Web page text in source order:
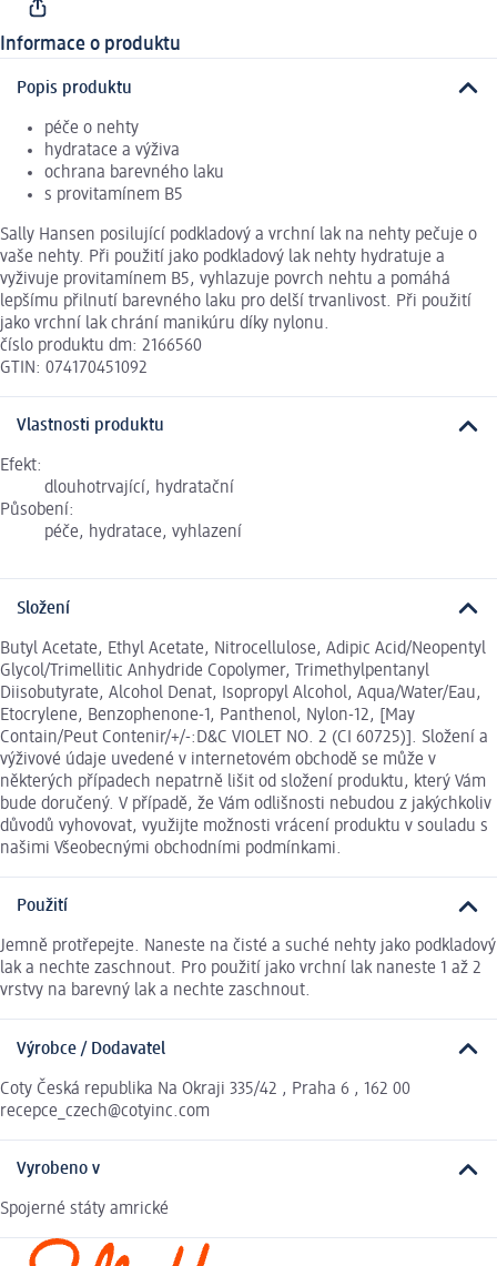
Informace o produktu
Popis produktu
péče o nehty
hydratace a výživa
ochrana barevného laku
s provitamínem B5
Sally Hansen posilující podkladový a vrchní lak na nehty pečuje o
vaše nehty. Při použití jako podkladový lak nehty hydratuje a
vyživuje provitamínem B5, vyhlazuje povrch nehtu a pomáhá
lepšímu přilnutí barevného laku pro delší trvanlivost. Při použití
jako vrchní lak chrání manikúru díky nylonu.
číslo produktu dm: 2166560
GTIN: 074170451092
Vlastnosti produktu
Efekt:
dlouhotrvající, hydratační
Působení:
péče, hydratace, vyhlazení
Složení
Butyl Acetate, Ethyl Acetate, Nitrocellulose, Adipic Acid/Neopentyl
Glycol/Trimellitic Anhydride Copolymer, Trimethylpentanyl
Diisobutyrate, Alcohol Denat, Isopropyl Alcohol, Aqua/Water/Eau,
Etocrylene, Benzophenone-1, Panthenol, Nylon-12, [May
Contain/Peut Contenir/+/-:D&C VIOLET NO. 2 (CI 60725)]. Složení a
výživové údaje uvedené v internetovém obchodě se může v
některých případech nepatrně lišit od složení produktu, který Vám
bude doručený. V případě, že Vám odlišnosti nebudou z jakýchkoliv
důvodů vyhovovat, využijte možnosti vrácení produktu v souladu s
našimi Všeobecnými obchodními podmínkami.
Použití
Jemně protřepejte. Naneste na čisté a suché nehty jako podkladový
lak a nechte zaschnout. Pro použití jako vrchní lak naneste 1 až 2
vrstvy na barevný lak a nechte zaschnout.
Výrobce / Dodavatel
Coty Česká republika Na Okraji 335/42 , Praha 6 , 162 00
recepce_czech@cotyinc.com
Vyrobeno v
Spojerné státy amrické